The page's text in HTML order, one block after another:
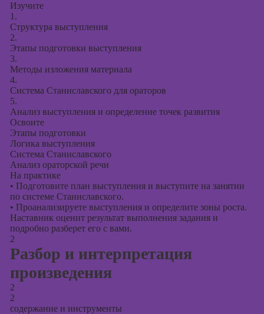
Изучите
1.
Структура выступления
2.
Этапы подготовки выступления
3.
Методы изложения материала
4.
Система Станиславского для ораторов
5.
Анализ выступления и определение точек развития
Освоите
Этапы подготовки
Логика выступления
Система Станиславского
Анализ ораторской речи
На практике
• Подготовите план выступления и выступите на занятии
по системе Станиславского.
• Проанализируете выступления и определите зоны роста.
Наставник оценит результат выполнения задания и
подробно разберет его с вами.
2
Разбор и интерпретация
произведения
2
2
содержание и инструменты